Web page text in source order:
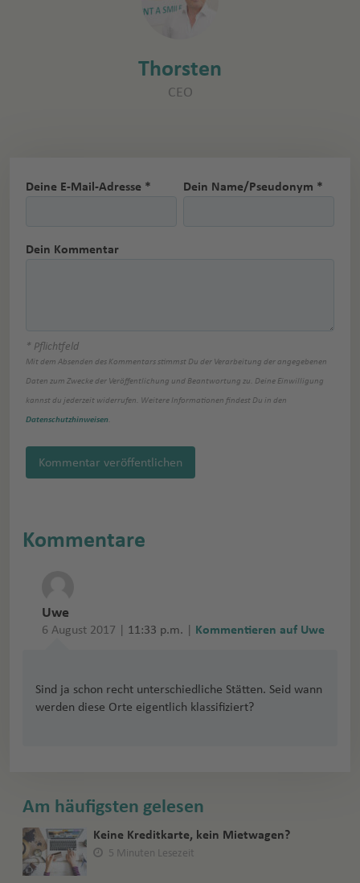
Thorsten
CEO
Deine E-Mail-Adresse * Dein Name/Pseudonym *
Dein Kommentar
* Pflichtfeld
Mit dem Absenden des Kommentars stimmst Du der Verarbeitung der angegebenen
Daten zum Zwecke der Veröffentlichung und Beantwortung zu. Deine Einwilligung
kannst du jederzeit widerrufen. Weitere Informationen findest Du in den
Datenschutzhinweisen
Kommentar veröffentlichen
Kommentare
Uwe
6 August 2017 | 11:33 p.m. | Kommentieren auf Uwe
Sind ja schon recht unterschiedliche Stätten. Seid wann
werden diese Orte eigentlich klassifiziert?
Am häufigsten gelesen
Keine Kreditkarte, kein Mietwagen?
5 Minuten Lesezeit